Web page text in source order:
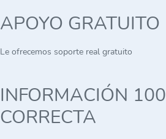
APOYO GRATUITO
Le ofrecemos soporte real gratuito
INFORMACIÓN
CORRECTA